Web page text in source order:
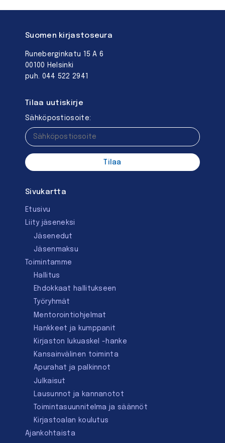
Suomen kirjastoseura
Runeberginkatu 15 A 6
00100 Helsinki
puh. 044 522 2941
Tilaa uutiskirje
Sähköpostiosoite:
Sivukartta
Etusivu
Liity jäseneksi
Jäsenedut
Jäsenmaksu
Toimintamme
Hallitus
Ehdokkaat hallitukseen
Työryhmät
Mentorointi­ohjelmat
Hankkeet ja kumppanit
Kirjaston lukuaskel -hanke
Kansainvälinen toiminta
Apurahat ja palkinnot
Julkaisut
Lausunnot ja kannanotot
Toimintasuunnitelma ja säännöt
Kirjastoalan koulutus
Ajankohtaista